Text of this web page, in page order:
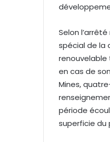
Selon
spécial de la
renouvelable
en cas de
Mines,
période
superficie du